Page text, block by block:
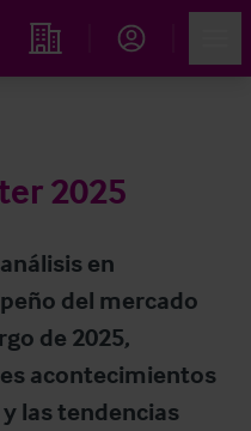
Propiedades
2025
en
del mercado
de 2025,
acontecimientos
las tendencias